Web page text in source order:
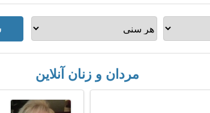
مردان و زنان آنلاین